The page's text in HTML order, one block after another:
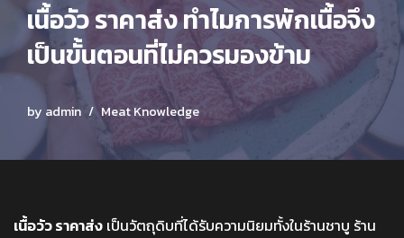
เนื้อวัว ราคาส่ง ทำไมการพักเนื้อจึง
เป็นขั้นตอนที่ไม่ควรมองข้าม
by admin Meat Knowledge
เนื้อวัว ราคาส่ง เป็นวัตถุดิบที่ได้รับความนิยมทั้งในร้านชาบู ร้าน